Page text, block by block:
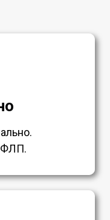
ФЛП.